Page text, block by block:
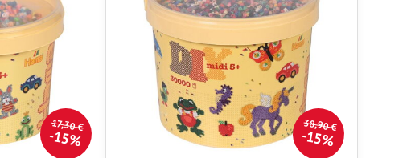
17,30 €
15%
38,90 €
15%